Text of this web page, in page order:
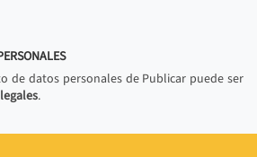
de datos personales de Publicar puede ser
.